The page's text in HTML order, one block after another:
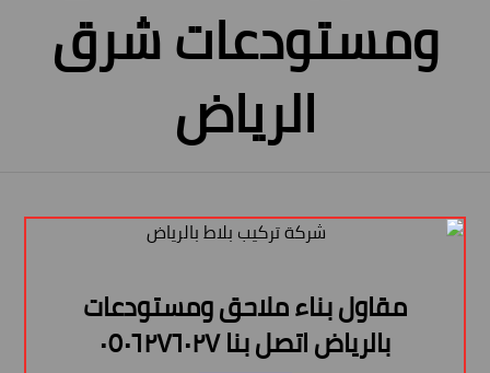
ومستودعات شرق
الرياض
مقاول بناء ملاحق ومستودعات
بالرياض اتصل بنا ٠٥٠٦٢٧٦٠٢٧